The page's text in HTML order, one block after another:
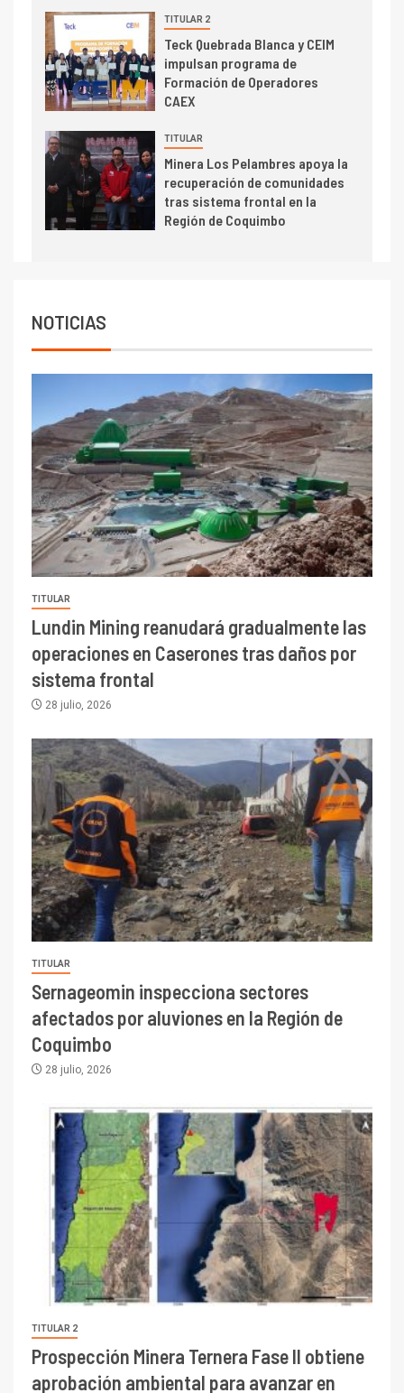
5 I+D
Estudio revela cómo el precio
del cobre y educación superior
se relacionan en zonas
mineras
6
BHP proyecta producción de
cobre cercana a 2 millones de
toneladas tras récord en
Escondida
TITULAR 2
Teck Quebrada Blanca y CEIM
impulsan programa de
Formación de Operadores
CAEX
TITULAR
Minera Los Pelambres apoya la
recuperación de comunidades
tras sistema frontal en la
Región de Coquimbo
NOTICIAS
TITULAR
Lundin Mining reanudará gradualmente las
operaciones en Caserones tras daños por
sistema frontal
28 julio, 2026
TITULAR
Sernageomin inspecciona sectores
afectados por aluviones en la Región de
Coquimbo
28 julio, 2026
TITULAR 2
Prospección Minera Ternera Fase II obtiene
aprobación ambiental para avanzar en